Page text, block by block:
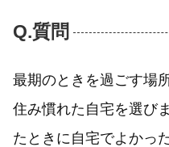
Q.質問
最期のときを過ごす場
住み慣れた自宅を選び
たときに自宅でよかっ